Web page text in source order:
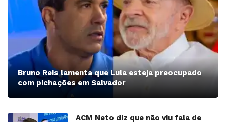
Bruno Reis lamenta que Lula esteja preocupado
com pichações em Salvador
ACM Neto diz que não viu fala de